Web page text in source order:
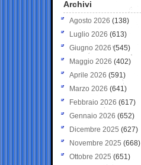
Archivi
Agosto 2026 (138)
Luglio 2026 (613)
Giugno 2026 (545)
Maggio 2026 (402)
Aprile 2026 (591)
Marzo 2026 (641)
Febbraio 2026 (617)
Gennaio 2026 (652)
Dicembre 2025 (627)
Novembre 2025 (668)
Ottobre 2025 (651)